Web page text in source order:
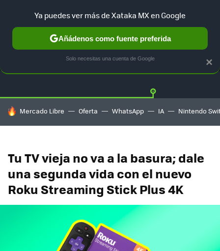
GUÍA DE COMPRAS MERCADO LIBRE
HOY SE HABLA DE
Mercado Libre Oferta WhatsApp IA Nintendo
Tu TV vieja no va a la basura; dale
una segunda vida con el nuevo
Roku Streaming Stick Plus 4K
×
Ya puedes ver más de Xataka MX en Google
Añádenos como fuente preferida
Solo necesitas una cuenta de Google